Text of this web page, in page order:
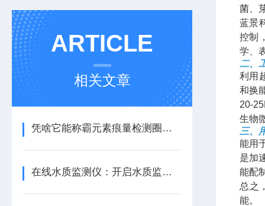
ARTICLE
相关文章
凭啥它能称霸元素痕量检测圈？这款原子荧光光度计有答案
在线水质监测仪：开启水质监测新时代
菌、
蓝景
控制
学、
二、
利用
和换
20-
生物
三、
能用
是加
能配
总之
能。